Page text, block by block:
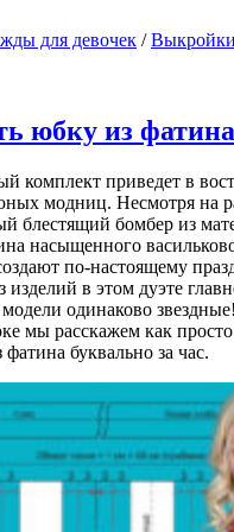
для девочек /
юбку из фатина
комплект приведет в
модниц. Несмотря на
блестящий бомбер из
насыщенного
по-настоящему
изделий в этом дуэте
модели одинаково
мы расскажем как
буквально за час.